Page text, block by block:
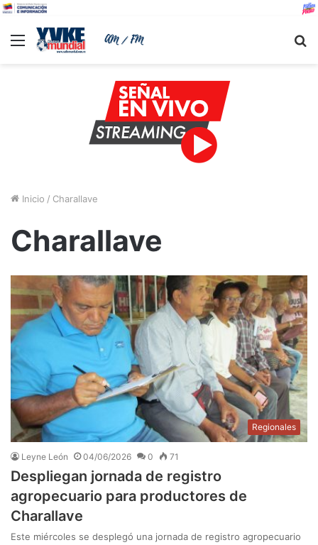
Menu
Inicio / Charallave
Charallave
Regionales
Leyne León 04/06/2026 0 71
Despliegan jornada de registro
agropecuario para productores de
Charallave
Este miércoles se desplegó una jornada de registro agropecuario